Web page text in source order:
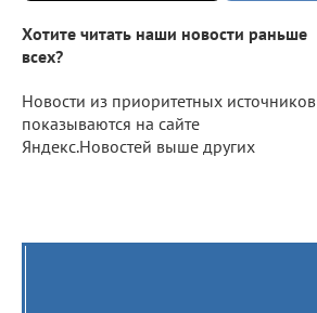
Хотите читать наши новости раньше
всех?
Новости из приоритетных источников
показываются на сайте
Яндекс.Новостей выше других